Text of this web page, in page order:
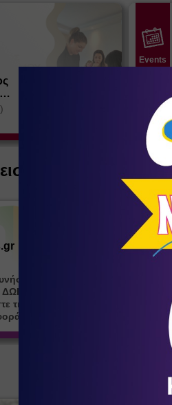
Events
τους
Αγία
για εσένα
την πλατφόρμα
για μία (1)
τη μοναδική εμπειρία
νέες εγγραφές
12